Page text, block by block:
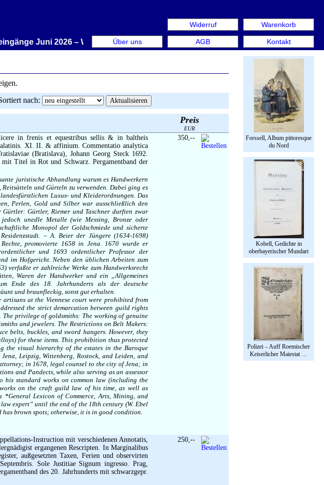
Warenkorb
Kontakt
Widerruf
AGB
Über uns
Juni 2026 – Wir stellen aus: Rare Book Week Berlin. Internationale Messe
Forssell, Album pittoresque
du Nord
Kobell, Gedichte in
oberbayerischer Mundart
Polizei – Auff Roemischer
Keiserlicher Maiestat …
nach:
Preis
EUR
in frenis et equestribus sellis & in baltheis
XI. II. & affinium. Commentatio analytica
(Bratislava), Johann Georg Steck 1692.
Titel in Rot und Schwarz. Pergamentband der
juristische Abhandlung warum es Handwerkern
und Gürteln zu verwenden. Dabei ging es
Luxus- und Kleiderordnungen. Das
Perlen, Gold und Silber war ausschließlich den
Gürtler, Riemer und Taschner durften zwar
unedle Metalle (wie Messing, Bronze oder
Monopol der Goldschmiede und sicherte
– A. Beier der Jüngere (1634-1698)
promovierte 1658 in Jena. 1670 wurde er
und 1693 ordentlicher Professor der
im Hofgericht. Neben den üblichen Arbeiten zum
verfaßte er zahlreiche Werke zum Handwerksrecht
Waren der Handwerker und ein „Allgemeines
Ende des 18. Jahrhunderts als der deutsche
und braunfleckig, sonst gut erhalten.
at the Viennese court were prohibited from
the strict demarcation between guild rights
privilege of goldsmiths: The working of genuine
and jewelers. The Restrictions on Belt Makers:
belts, buckles, and sword hangers. However, they
for these items. This prohibition thus protected
the visual hierarchy of the estates in the Baroque
Leipzig, Wittenberg, Rostock, and Leiden, and
in 1678, legal counsel to the city of Jena; in
and Pandects, while also serving as an assessor
standard works on common law (including the
on the craft guild law of his time, as well as
*General Lexicon of Commerce, Arts, Mining, and
expert” until the end of the 18th century (W. Ebel
brown spots; otherwise, it is in good condition.
350,--
Instruction mit verschiedenen Annotatis,
ergangenen Rescripten. In Marginalibus
außgesetzten Taxen, Ferien und observirten
Sole Justitiae Signum ingresso. Prag,
des 20. Jahrhunderts mit schwarzgepr.
250,--